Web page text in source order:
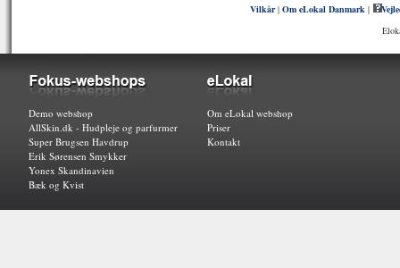
Vilkår|Om eLokal Danmark |
Demo webshop
AllSkin.dk - Hudpleje og parfurmer
Super Brugsen Havdrup
Erik Sørensen Smykker
Yonex Skandinavien
Bæk og Kvist
Om eLokal webshop
Priser
Kontakt